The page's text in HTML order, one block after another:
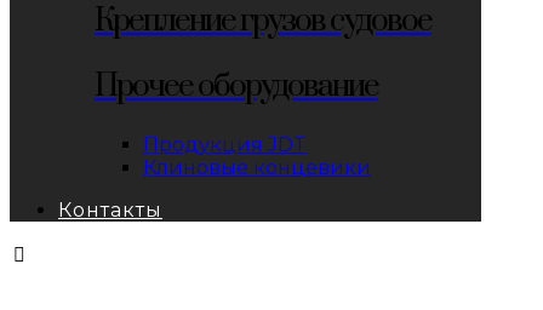
Крепление грузов судовое
Прочее оборудование
Продукция JDT
Клиновые концевики
Контакты